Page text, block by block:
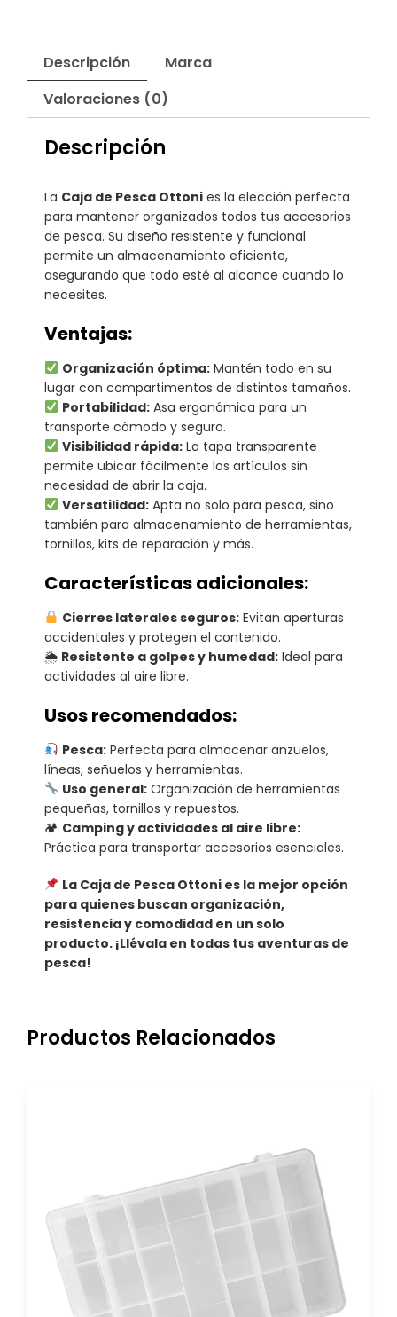
Descripción
Marca
Valoraciones (0)
Descripción
La Caja de Pesca Ottoni es la elección perfecta
para mantener organizados todos tus accesorios
de pesca. Su diseño resistente y funcional
permite un almacenamiento eficiente,
asegurando que todo esté al alcance cuando lo
necesites.
Ventajas:
Organización óptima:Mantén todo en su
lugar con compartimentos de distintos tamaños.
Portabilidad:Asa ergonómica para un
transporte cómodo y seguro.
Visibilidad rápida:La tapa transparente
permite ubicar fácilmente los artículos sin
necesidad de abrir la caja.
Versatilidad:Apta no solo para pesca, sino
también para almacenamiento de herramientas,
tornillos, kits de reparación y más.
Características adicionales:
Cierres laterales seguros:Evitan aperturas
accidentales y protegen el contenido.
🌦 Resistente a golpes y humedad: Ideal para
actividades al aire libre.
Usos recomendados:
Pesca:Perfecta para almacenar anzuelos,
líneas, señuelos y herramientas.
Uso general:Organización de herramientas
pequeñas, tornillos y repuestos.
🏕 Camping y actividades al aire libre:
Práctica para transportar accesorios esenciales.
La Caja de Pesca Ottoni es la mejor opción
para quienes buscan organización,
resistencia y comodidad en un solo
producto. ¡Llévala en todas tus aventuras de
pesca!
Productos Relacionados